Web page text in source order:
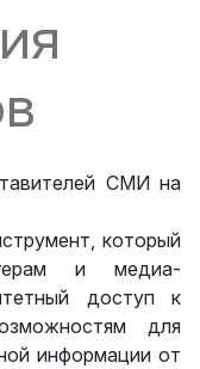
СМИ на
который
и медиа-
доступ к
для
информации от